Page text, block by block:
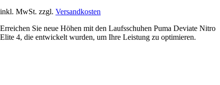
inkl. MwSt. zzgl. Versandkosten
Erreichen Sie neue Höhen mit den Laufsschuhen Puma Deviate Nitro
Elite 4, die entwickelt wurden, um Ihre Leistung zu optimieren.